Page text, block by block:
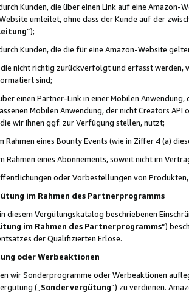
Kunden, die über einen Link auf eine
umleitet, ohne dass der Kunde auf der
“);
Kunden, die die für eine Amazon-Website
nicht richtig zurückverfolgt und erfasst werden,
sind;
einen Partner-Link in einer Mobilen
Mobilen Anwendung, der nicht Creators
wir Ihnen ggf. zur Verfügung stellen, nutzt;
Rahmen eines Bounty Events (wie in Ziffer 4 (a)
Rahmen eines Abonnements, soweit nicht im
oder Vorbestellungen von
im Rahmen des Partnerprogramms
diesem Vergütungskatalog beschriebenen
im Rahmen des Partnerprogramms“)
der Qualifizierten Erlöse.
oder Werbeaktionen
wir Sonderprogramme oder Werbeaktionen
(„ Sondervergütung”) zu verdienen.